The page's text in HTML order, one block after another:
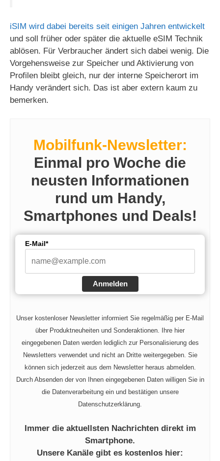
iSIM wird dabei bereits seit einigen Jahren entwickelt
und soll früher oder später die aktuelle eSIM Technik
ablösen. Für Verbraucher ändert sich dabei wenig. Die
Vorgehensweise zur Speicher und Aktivierung von
Profilen bleibt gleich, nur der interne Speicherort im
Handy verändert sich. Das ist aber extern kaum zu
bemerken.
Mobilfunk-Newsletter:
Einmal pro Woche die
neusten Informationen
rund um Handy,
Smartphones und Deals!
E-Mail*
Anmelden
Unser kostenloser Newsletter informiert Sie regelmäßig per E-Mail
über Produktneuheiten und Sonderaktionen. Ihre hier
eingegebenen Daten werden lediglich zur Personalisierung des
Newsletters verwendet und nicht an Dritte weitergegeben. Sie
können sich jederzeit aus dem Newsletter heraus abmelden.
Durch Absenden der von Ihnen eingegebenen Daten willigen Sie in
die Datenverarbeitung ein und bestätigen unsere
Datenschutzerklärung.
Immer die aktuellsten Nachrichten direkt im
Smartphone.
Unsere Kanäle gibt es kostenlos hier: